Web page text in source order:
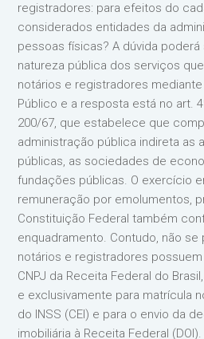
registradores: para efeitos do
considerados entidades da
pessoas físicas? A dúvida poderá
natureza pública dos serviços
notários e registradores
Público e a resposta está no art.
200/67, que estabelece que
administração pública indireta as
públicas, as sociedades de
fundações públicas. O exercício
remuneração por emolumentos,
Constituição Federal também
enquadramento. Contudo, não se
notários e registradores
CNPJ da Receita Federal do
e exclusivamente para matrícula
do INSS (CEI) e para o envio da
imobiliária à Receita Federal